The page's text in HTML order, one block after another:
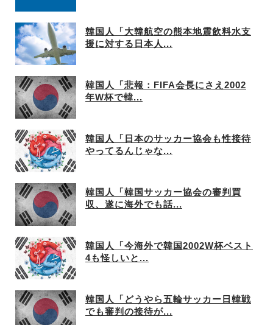
韓国人「大韓航空の熊本地震飲料水支
援に対する日本人...
韓国人「悲報：FIFA会長にさえ2002
年W杯で韓...
韓国人「日本のサッカー協会も性接待
やってるんじゃな...
韓国人「韓国サッカー協会の審判買
収、遂に海外でも話...
韓国人「今海外で韓国2002W杯ベスト
4も怪しいと...
韓国人「どうやら五輪サッカー日韓戦
でも審判の接待が...